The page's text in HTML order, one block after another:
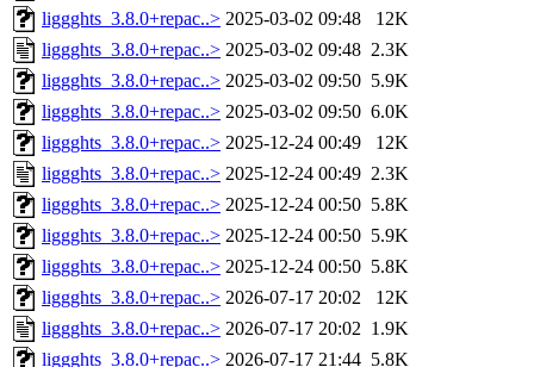
liggghts_3.8.0+repac..> 2025-03-02 09:48
12K
liggghts_3.8.0+repac..> 2025-03-02 09:48 2.3K
liggghts_3.8.0+repac..> 2025-03-02 09:50 5.9K
liggghts_3.8.0+repac..> 2025-03-02 09:50 6.0K
liggghts_3.8.0+repac..> 2025-12-24 00:49
12K
liggghts_3.8.0+repac..> 2025-12-24 00:49 2.3K
liggghts_3.8.0+repac..> 2025-12-24 00:50 5.8K
liggghts_3.8.0+repac..> 2025-12-24 00:50 5.9K
liggghts_3.8.0+repac..> 2025-12-24 00:50 5.8K
liggghts_3.8.0+repac..> 2026-07-17 20:02
12K
liggghts_3.8.0+repac..> 2026-07-17 20:02 1.9K
liggghts_3.8.0+repac..> 2026-07-17 21:44 5.8K